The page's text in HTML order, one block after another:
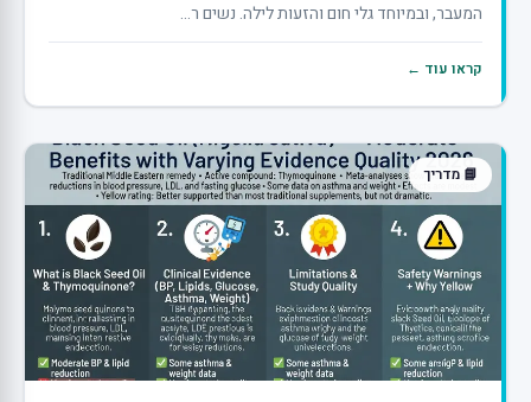
המעבר, ובמיוחד גלי חום והזעות לילה. נשים ר...
קראו עוד ←
📘 מדריך